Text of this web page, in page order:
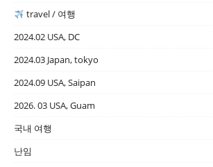
travel / 여행
2024.02 USA, DC
2024.03 Japan, tokyo
2024.09 USA, Saipan
2026. 03 USA, Guam
국내 여행
난임